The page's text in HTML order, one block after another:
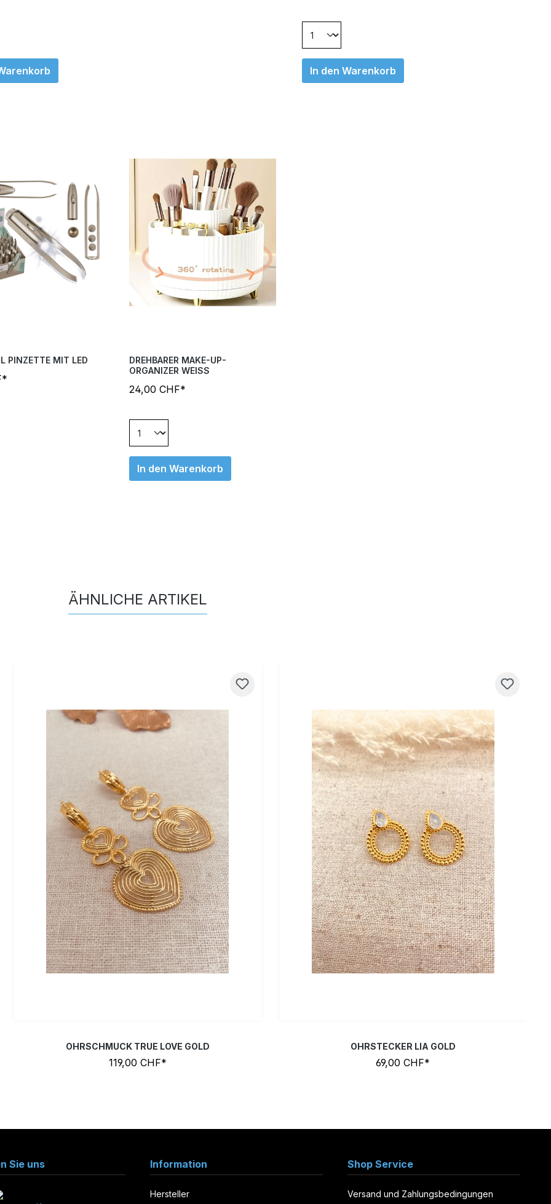
In den Warenkorb
PINZETTE MIT LED
DREHBARER MAKE-UP-
ORGANIZER WEISS
24,00 CHF*
In den Warenkorb
ÄHNLICHE ARTIKEL
OHRSCHMUCK TRUE LOVE GOLD
119,00 CHF*
OHRSTECKER LIA GOLD
69,00 CHF*
Sie uns Information
Hersteller
Shop Service
Versand und Zahlungsbedingungen